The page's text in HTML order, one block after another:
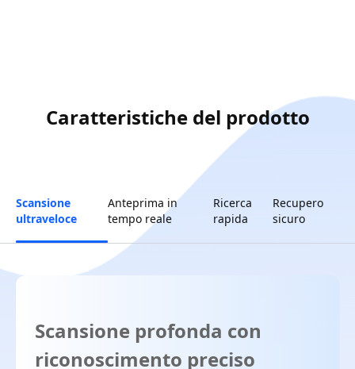
Caratteristiche del prodotto
Scansione
ultraveloce
Anteprima in
tempo reale
Ricerca
rapida
Recupero
sicuro
Scansione profonda con
riconoscimento preciso